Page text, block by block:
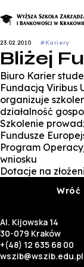
23.02.2010 #Kariery
Bliżej
Biuro Karier
Fundacją Viribus
organizuje
działalność
Szkolenie
Fundusze
Program
wniosku
Dotacje na
Al. Kijowska 14
30-079 Kraków
+(48) 12 635 68 00
wszib@wszib.edu.pl